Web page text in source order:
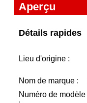
Aperçu
Détails rapides
Lieu d'origine :
Nom de marque :
Numéro de modèle